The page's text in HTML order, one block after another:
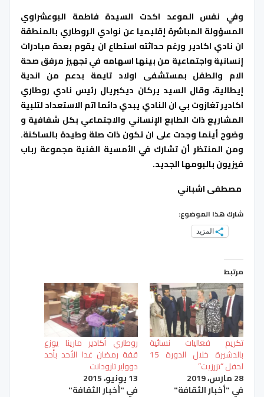
وفي نفس الموعد اكدت السيدة فاطمة البوعشراوي
المسؤولة المباشرة إقليميا عن نوادي الروطاري بالمنطقة
ان نادي اكادير ورغم حداثته استطاع ان يقوم بعدة مبادرات
إنسانية واجتماعية من بينها اسهامه في تجهيز مرفق صحة
الام والطفل بمستشفى اولاد تايمة بدعم من اندية
إيطالية، وقال السيد يركان ديكبريال رئيس نادي روطاري
اكادير تغازوت بي ان النادي يبدي دائما اتم الاستعداد لتلبية
المشاريع ذات الطابع الإنساني والاجتماعي بكل شفافية و
وضوح أينما وجدت على ان تكون ذات صلة وطيدة بالساكنة.
ومن المنتظر أن تشارك في الأمسية الفنية مجموعة رباب
فيزيون بالبومها الجديد.
مصطفى اشباني
شارك هذا الموضوع:
المزيد
مرتبط
تكريم فعاليات نسائية
بالدشيرة خلال الدورة 15
لحفل “تزرزيت”
28 مارس، 2019
في "أخبار الثقافة"
روطاري أكادير مارينا يوزع
قفة رمضان غدا الأحد بأحد
دوواير تارودانت
13 يونيو، 2015
في "أخبار الثقافة"